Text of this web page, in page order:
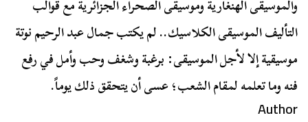
والموسيقى الهنغارية وموسيقى الصحراء الجزائرية مع قوالب
التأليف الموسيقى الكلاسيك.. لم يكتب جمال عبد الرحيم نوتة
موسيقية إلا لأجل الموسيقى: برغبة وشغف وحب وأمل في رفع
فنه وما تعلمه لمقام الشعب؛ عسى أن يتحقق ذلك يوماً.
Author